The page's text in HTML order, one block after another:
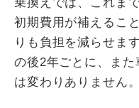
乗換えでは、これま
初期費用が補えるこ
りも負担を減らせま
の後2年ごとに、ま
は変わりありません。